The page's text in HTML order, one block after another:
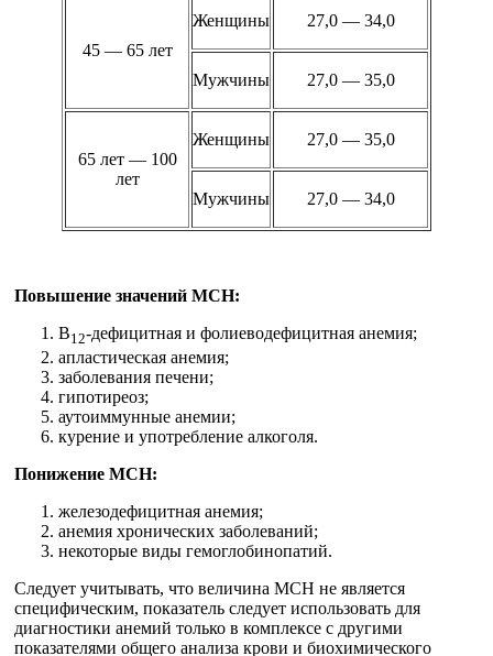
45 — 65 лет
Женщины 27,0 — 34,0
Мужчины 27,0 — 35,0
65 лет — 100
лет
Женщины 27,0 — 35,0
Мужчины 27,0 — 34,0
Повышение значений МСН:
В12-дефицитная и фолиеводефицитная анемия;
апластическая анемия;
заболевания печени;
гипотиреоз;
аутоиммунные анемии;
курение и употребление алкоголя.
Понижение MCH:
железодефицитная анемия;
анемия хронических заболеваний;
некоторые виды гемоглобинопатий.
Следует учитывать, что величина MCH не является
специфическим, показатель следует использовать для
диагностики анемий только в комплексе с другими
показателями общего анализа крови и биохимического